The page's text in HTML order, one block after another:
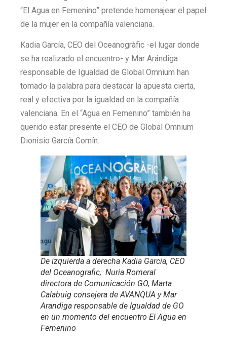
“El Agua en Femenino” pretende homenajear el papel
de la mujer en la compañía valenciana.
Kadia García, CEO del Oceanogràfic -el lugar donde
se ha realizado el encuentro- y Mar Arándiga
responsable de Igualdad de Global Omnium han
tomado la palabra para destacar la apuesta cierta,
real y efectiva por la igualdad en la compañía
valenciana. En el “Agua en Femenino” también ha
querido estar presente el CEO de Global Omnium
Dionisio García Comín.
De izquierda a derecha Kadia Garcia, CEO
del Oceanografic, Nuria Romeral
directora de Comunicación GO, Marta
Calabuig consejera de AVANQUA y Mar
Arandiga responsable de Igualdad de GO
en un momento del encuentro El Agua en
Femenino